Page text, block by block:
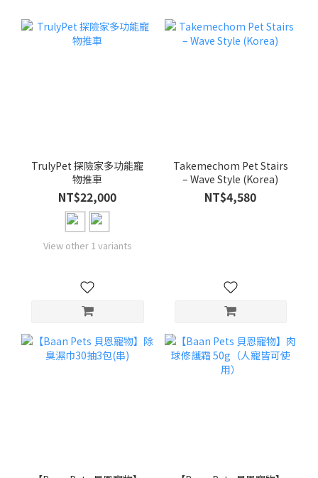
TrulyPet 探險家多功能寵
物推車
NT$22,000
View other 1 variants
Takemechom Pet Stairs
– Wave Style (Korea)
NT$4,580